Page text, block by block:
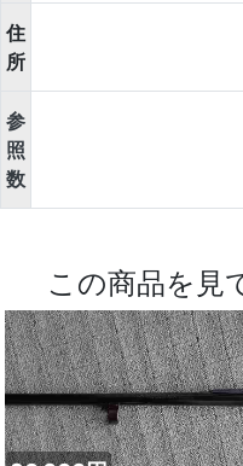
住
所
参
照
数
この商品を見